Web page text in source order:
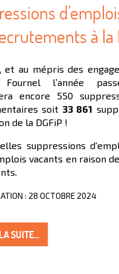
à la
et au mépris des
Fournel l’année
encore 550
soit 33 861
de la DGFiP !
suppressions
vacants en raison
: 28 OCTOBRE 2024
SUITE...